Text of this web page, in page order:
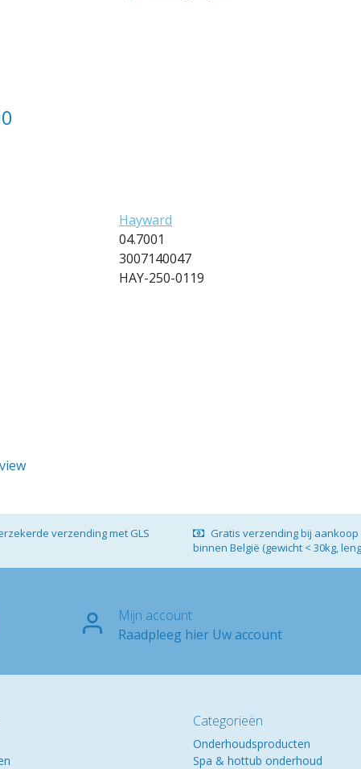
Hayward
04.7001
3007140047
HAY-250-0119
verzending met GLS
Gratis verzending bij aankoop
binnen België (gewicht < 30kg,
Mijn account
Raadpleeg hier Uw account
Categorieën
Onderhoudsproducten
Spa & hottub onderhoud